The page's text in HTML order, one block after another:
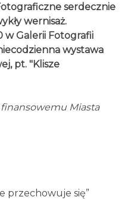
serdecznie
wernisaż.
w Galerii Fotografii
wystawa
pt. "Klisze
Miasta
przechowuje się”